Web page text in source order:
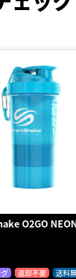
「Slim(スリ
返却不要 送料